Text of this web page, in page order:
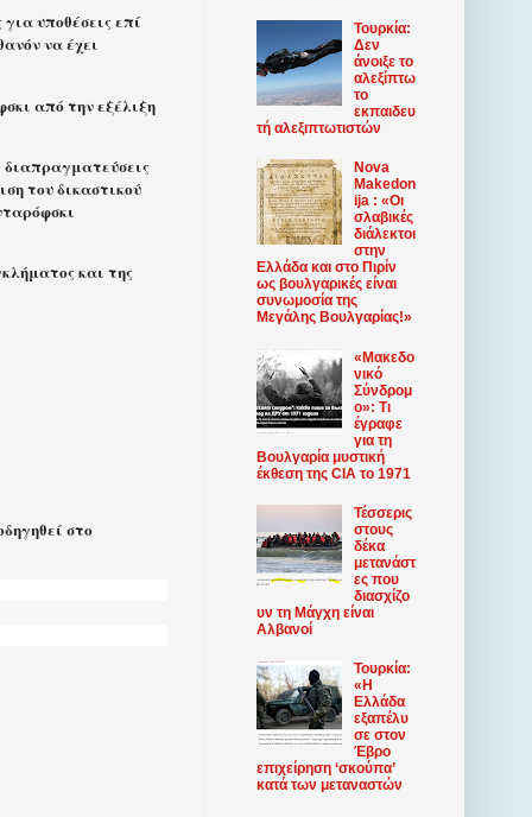
υποθέσεις επί
να έχει
από την εξέλιξη
διαπραγματεύσεις
του δικαστικού
και της
στο
Τουρκία:
Δεν
άνοιξε το
αλεξίπτω
το
εκπαιδευ
τή αλεξιπτωτιστών
Nova
Makedon
ija : «Οι
σλαβικές
διάλεκτοι
στην
Ελλάδα και στο Πιρίν
ως βουλγαρικές είναι
συνωμοσία της
Μεγάλης Βουλγαρίας!»
«Mακεδο
νικό
Σύνδρομ
ο»: Τι
έγραφε
για τη
Βουλγαρία μυστική
έκθεση της CIA το 1971
Τέσσερις
στους
δέκα
μετανάστ
ες που
διασχίζο
υν τη Μάγχη είναι
Αλβανοί
Τουρκία:
«Η
Ελλάδα
εξαπέλυ
σε στον
Έβρο
επιχείρηση ‘σκούπα’
κατά των μεταναστών